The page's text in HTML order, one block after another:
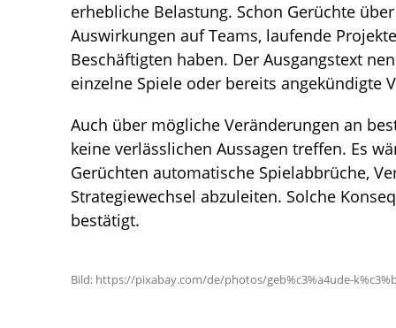
erhebliche Belastung. Schon Gerüchte
Auswirkungen auf Teams, laufende
Beschäftigten haben. Der Ausgangstext
einzelne Spiele oder bereits angekündigte
Auch über mögliche Veränderungen an
keine verlässlichen Aussagen treffen. Es
Gerüchten automatische Spielabbrüche,
Strategiewechsel abzuleiten. Solche
bestätigt.
Bild: https://pixabay.com/de/photos/geb%c3%a4ude-